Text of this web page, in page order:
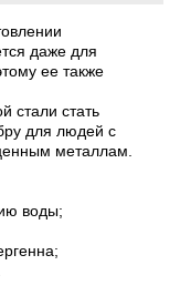
даже для
ее также
стали стать
для людей с
металлам.
воды;